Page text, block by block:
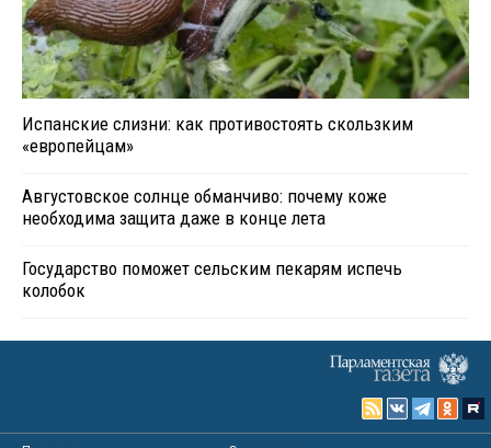
Испанские слизни: как противостоять скользким
«европейцам»
Августовское солнце обманчиво: почему коже
необходима защита даже в конце лета
Государство поможет сельским пекарям испечь
колобок